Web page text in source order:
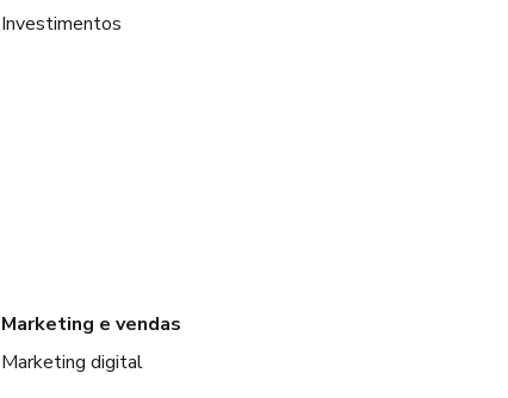
Investimentos
Marketing e vendas
Marketing digital